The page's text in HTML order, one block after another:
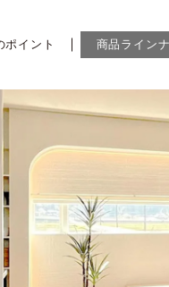
ポイント 商品ライン